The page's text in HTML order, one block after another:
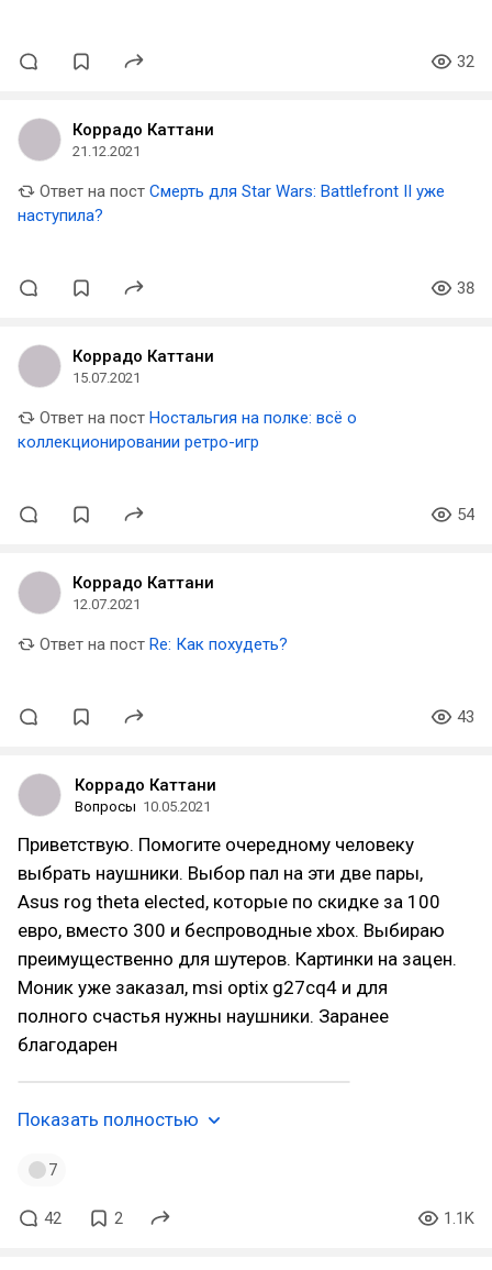
32
Коррадо Каттани
21.12.2021
Ответ на пост Смерть для Star Wars: Battlefront II уже
наступила?
38
Коррадо Каттани
15.07.2021
Ответ на пост Ностальгия на полке: всё о
коллекционировании ретро-игр
54
Коррадо Каттани
12.07.2021
Ответ на пост Re: Как похудеть?
43
Коррадо Каттани
Вопросы 10.05.2021
Приветствую. Помогите очередному человеку
выбрать наушники. Выбор пал на эти две пары,
Asus rog theta elected, которые по скидке за 100
евро, вместо 300 и беспроводные xbox. Выбираю
преимущественно для шутеров. Картинки на зацен.
Моник уже заказал, msi optix g27cq4 и для
полного счастья нужны наушники. Заранее
благодарен
Показать полностью
7
42 2 1.1K